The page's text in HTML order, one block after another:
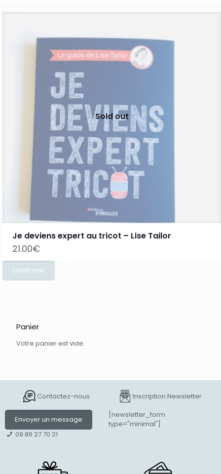
Sold out
Je deviens expert au tricot – Lise Tailor
21.00€
Panier
Votre panier est vide.
Contactez-nous
Envoyer un message
09 86 27 70 21
Inscription Newsletter
[newsletter_form
type="minimal"]